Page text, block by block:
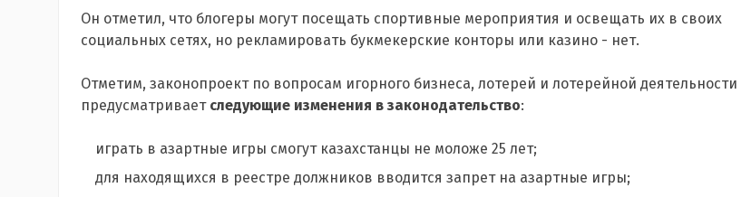
Он отметил, что блогеры могут посещать спортивные мероприятия и освещать их в своих
социальных сетях, но рекламировать букмекерские конторы или казино - нет.
Отметим, законопроект по вопросам игорного бизнеса, лотерей и лотерейной деятельности
предусматривает следующие изменения в законодательство:
играть в азартные игры смогут казахстанцы не моложе 25 лет;
для находящихся в реестре должников вводится запрет на азартные игры;